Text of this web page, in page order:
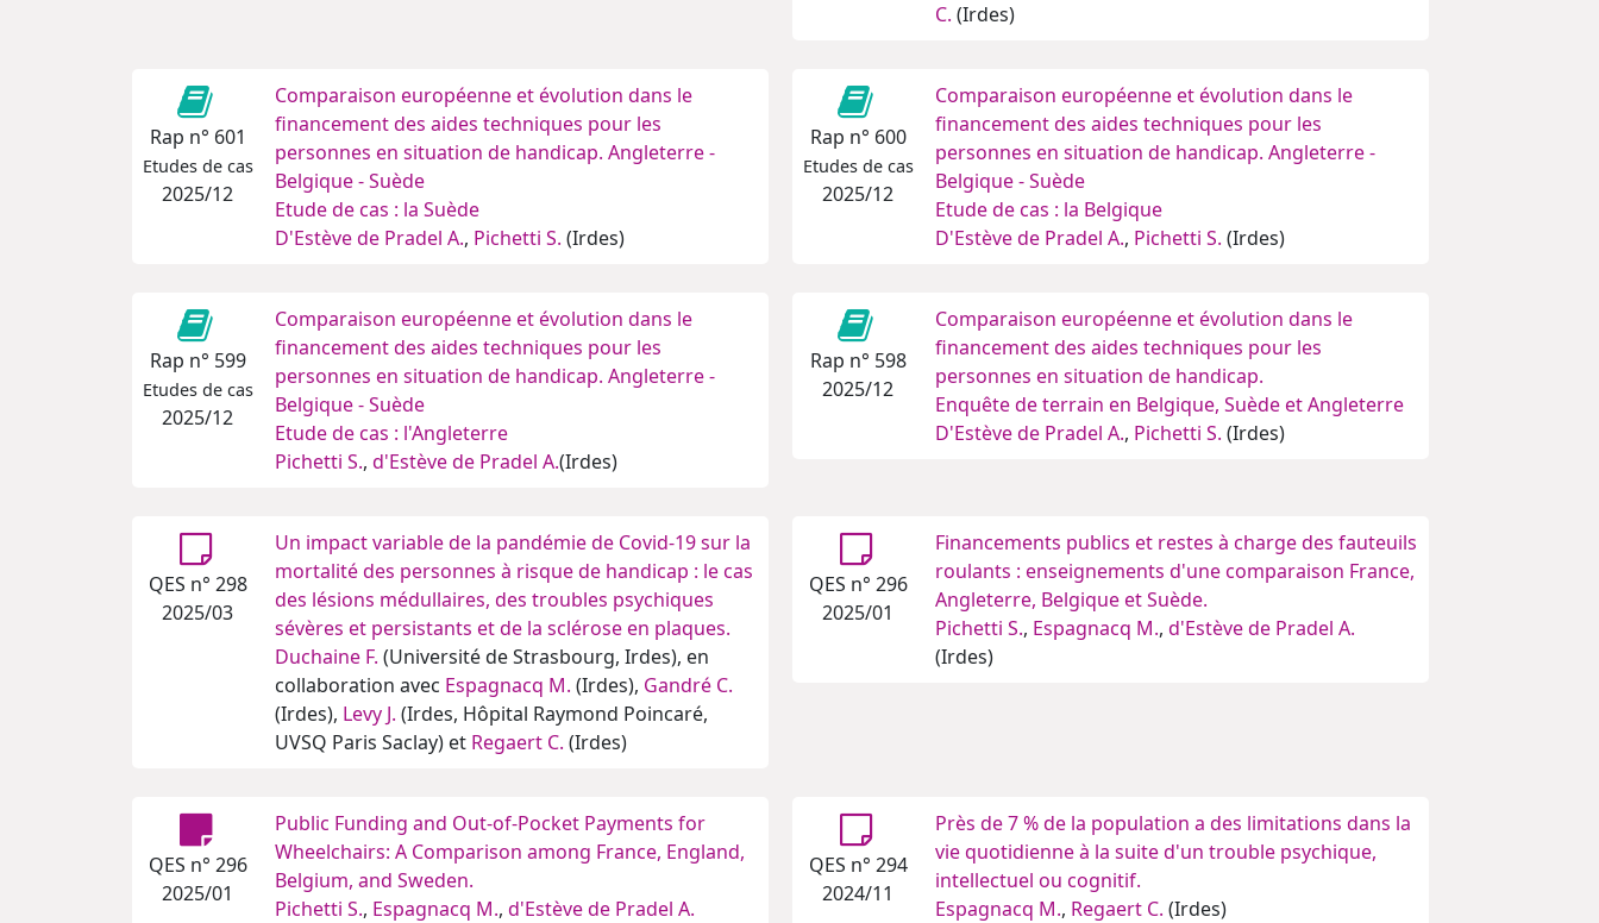
C. (Irdes)
Rap n° 601
Etudes de cas
2025/12
Comparaison européenne et évolution dans le
financement des aides techniques pour les
personnes en situation de handicap. Angleterre -
Belgique - Suède
Etude de cas : la Suède
D'Estève de Pradel A., Pichetti S. (Irdes)
Rap n° 600
Etudes de cas
2025/12
Comparaison européenne et évolution dans le
financement des aides techniques pour les
personnes en situation de handicap. Angleterre -
Belgique - Suède
Etude de cas : la Belgique
D'Estève de Pradel A., Pichetti S. (Irdes)
Rap n° 599
Etudes de cas
2025/12
Comparaison européenne et évolution dans le
financement des aides techniques pour les
personnes en situation de handicap. Angleterre -
Belgique - Suède
Etude de cas : l'Angleterre
Pichetti S., d'Estève de Pradel A.(Irdes)
Rap n° 598
2025/12
Comparaison européenne et évolution dans le
financement des aides techniques pour les
personnes en situation de handicap.
Enquête de terrain en Belgique, Suède et Angleterre
D'Estève de Pradel A., Pichetti S. (Irdes)
QES n° 298
2025/03
Un impact variable de la pandémie de Covid-19 sur la
mortalité des personnes à risque de handicap : le cas
des lésions médullaires, des troubles psychiques
sévères et persistants et de la sclérose en plaques.
Duchaine F. (Université de Strasbourg, Irdes), en
collaboration avec Espagnacq M. (Irdes), Gandré C.
(Irdes), Levy J. (Irdes, Hôpital Raymond Poincaré,
UVSQ Paris Saclay) et Regaert C. (Irdes)
QES n° 296
2025/01
Financements publics et restes à charge des fauteuils
roulants : enseignements d'une comparaison France,
Angleterre, Belgique et Suède.
Pichetti S., Espagnacq M., d'Estève de Pradel A.
(Irdes)
QES n° 296
2025/01
Public Funding and Out-of-Pocket Payments for
Wheelchairs: A Comparison among France, England,
Belgium, and Sweden.
Pichetti S., Espagnacq M., d'Estève de Pradel A.
QES n° 294
2024/11
Près de 7 % de la population a des limitations dans la
vie quotidienne à la suite d'un trouble psychique,
intellectuel ou cognitif.
Espagnacq M., Regaert C. (Irdes)